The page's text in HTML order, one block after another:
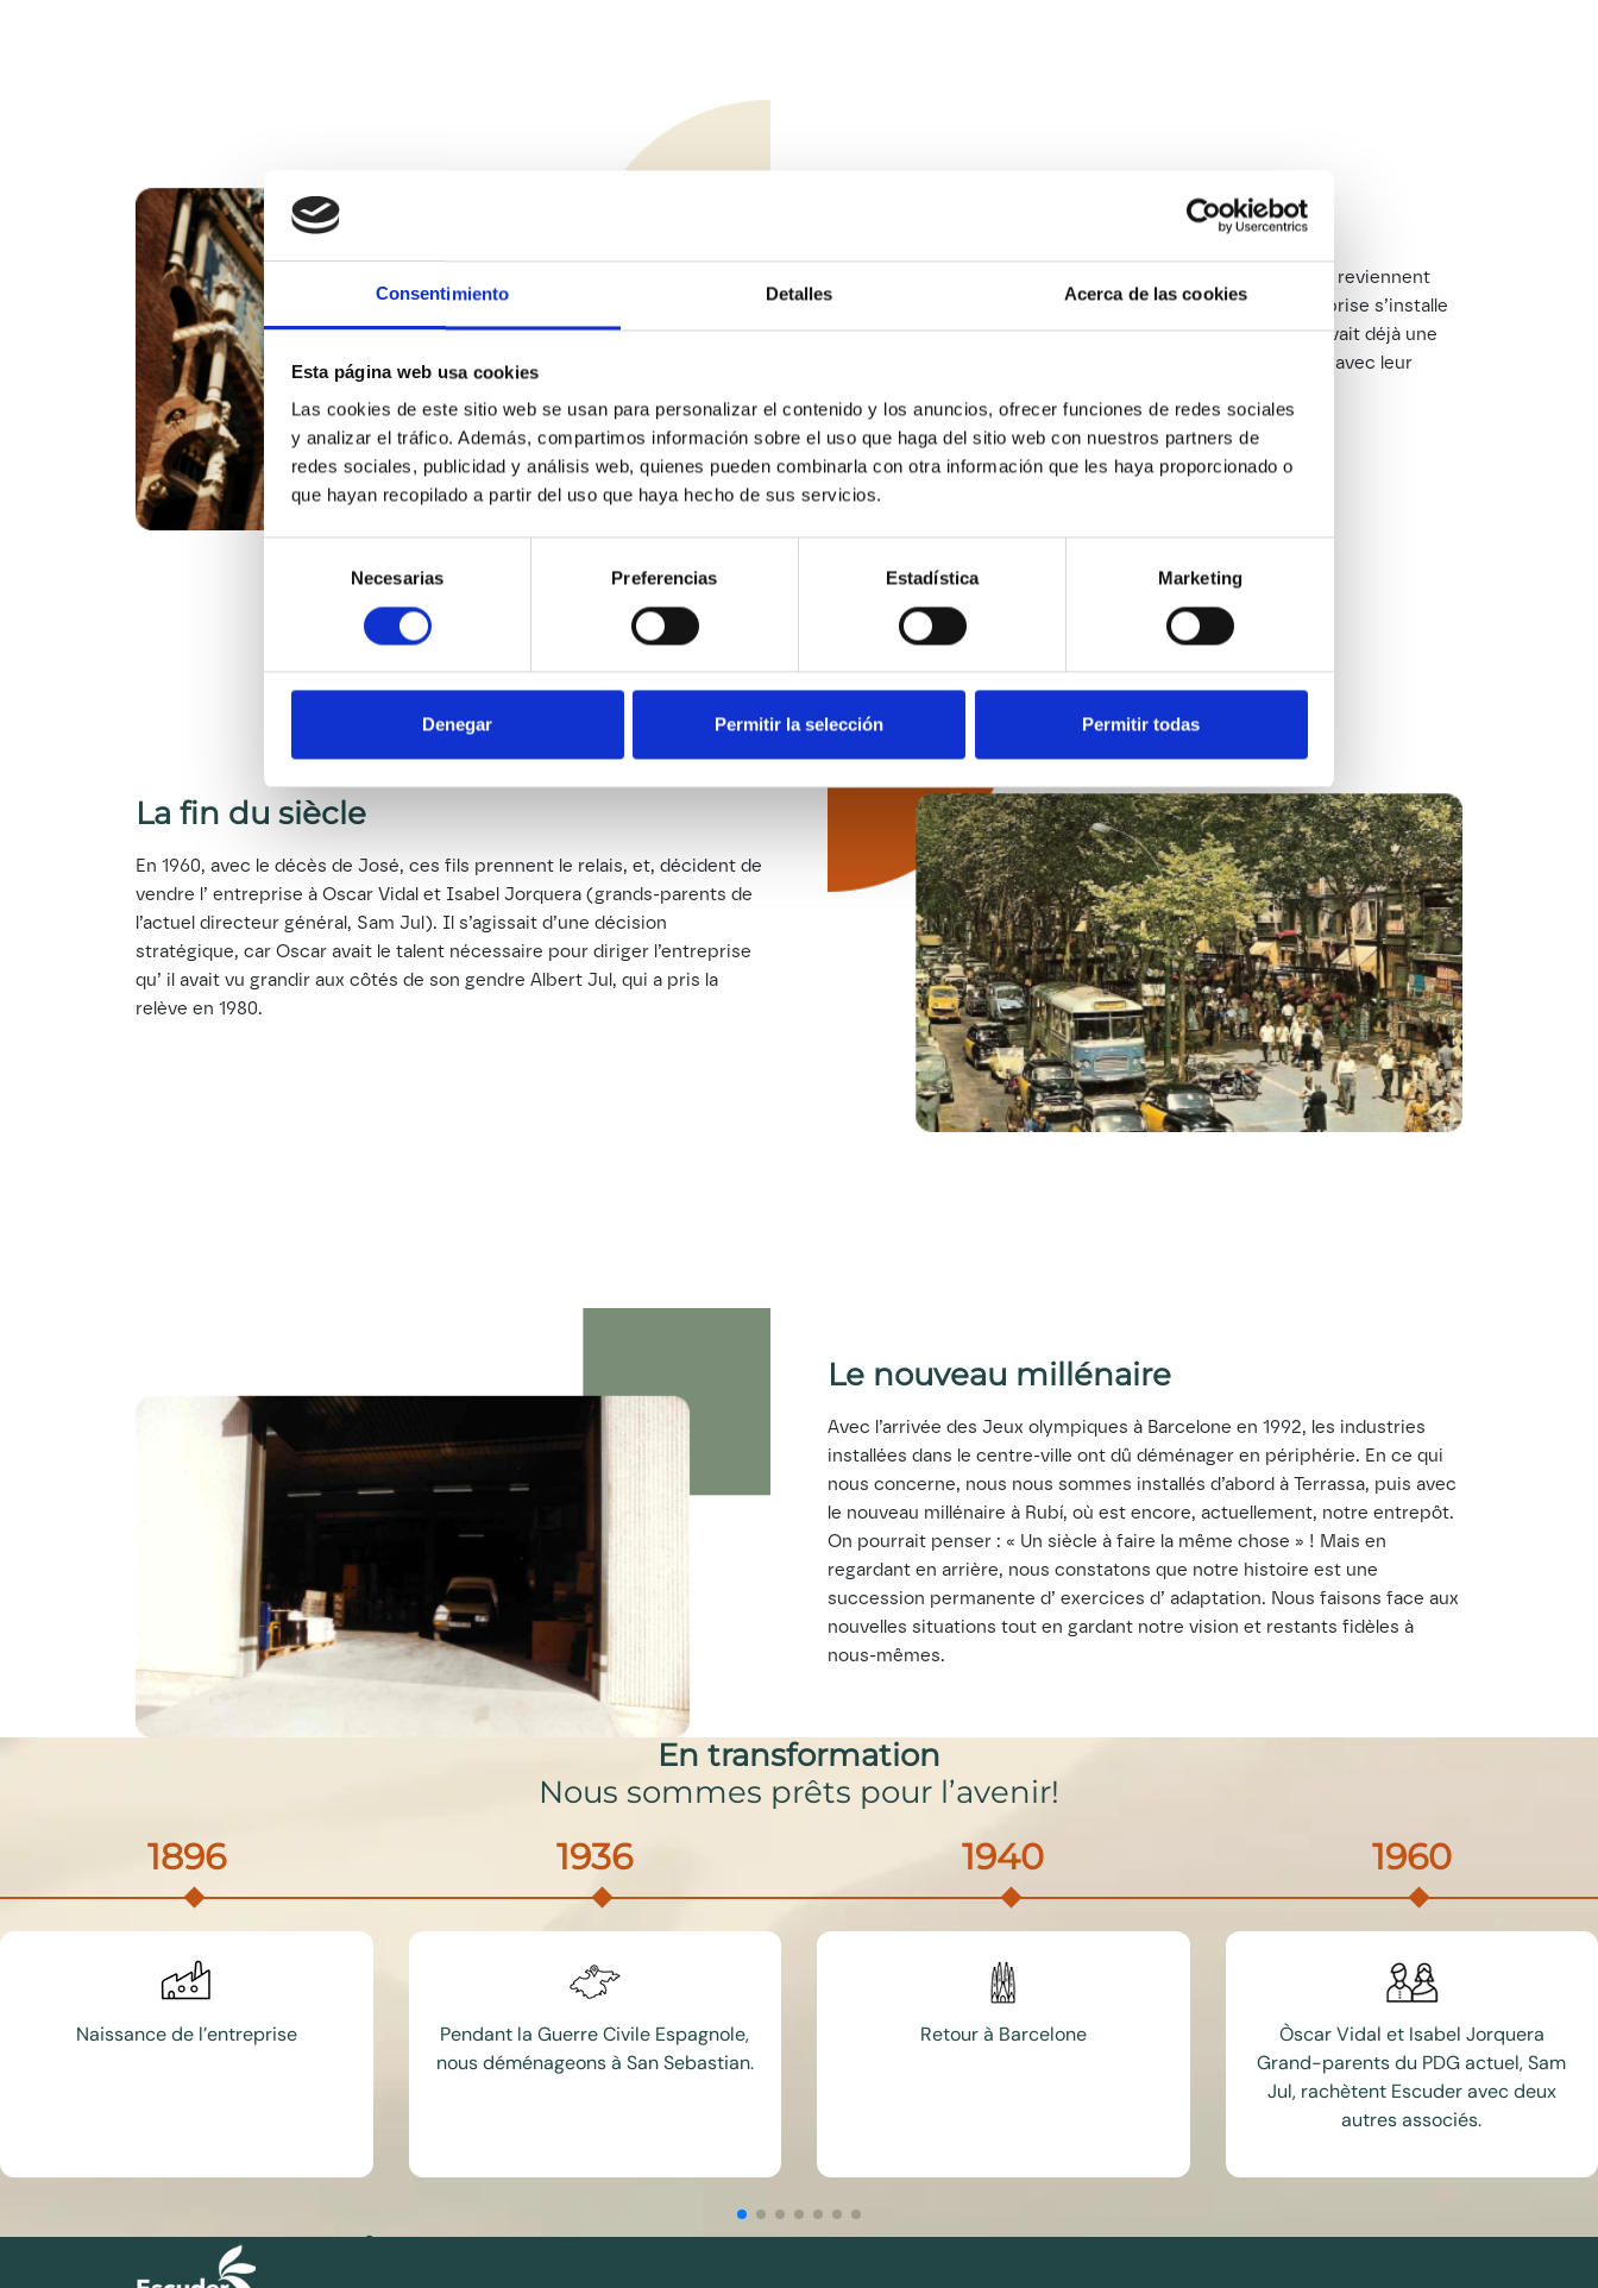
Consentimiento Detalles Acerca de las cookies
Esta página web usa cookies
Las cookies de este sitio web se usan para personalizar el contenido y los anuncios, ofrecer funciones de redes sociales
y analizar el tráfico. Además, compartimos información sobre el uso que haga del sitio web con nuestros partners de
redes sociales, publicidad y análisis web, quienes pueden combinarla con otra información que les haya proporcionado o
que hayan recopilado a partir del uso que haya hecho de sus servicios.
consentimiento
Necesarias Preferencias Estadística Marketing
Denegar Permitir la selección Permitir todas
En 1940, José et Óscar, qui étaient amoureux de Barcelone, reviennent
avec leurs familles, prêts à avancer. Cette année-là, l’entreprise s’installe
rue Provença 278. À l’époque, tout allait vite, et la société avait déjà une
réputation remarquable. Nos emballages en carton orange, avec leur
La fin du siècle
En 1960, avec le décès de José, ces fils prennent le relais, et, décident de
vendre l’ entreprise à Oscar Vidal et Isabel Jorquera (grands-parents de
l’actuel directeur général, Sam Jul). Il s’agissait d’une décision
stratégique, car Oscar avait le talent nécessaire pour diriger l’entreprise
qu’ il avait vu grandir aux côtés de son gendre Albert Jul, qui a pris la
relève en 1980.
Le nouveau millénaire
Avec l’arrivée des Jeux olympiques à Barcelone en 1992, les industries
installées dans le centre-ville ont dû déménager en périphérie. En ce qui
nous concerne, nous nous sommes installés d’abord à Terrassa, puis avec
le nouveau millénaire à Rubí, où est encore, actuellement, notre entrepôt.
On pourrait penser : « Un siècle à faire la même chose » ! Mais en
regardant en arrière, nous constatons que notre histoire est une
succession permanente d’ exercices d’ adaptation. Nous faisons face aux
nouvelles situations tout en gardant notre vision et restants fidèles à
nous-mêmes.
En transformation
Nous sommes prêts pour l’avenir!
1896
Naissance de l’entreprise
1936
Pendant la Guerre Civile Espagnole,
nous déménageons à San Sebastian.
1940
Retour à Barcelone
1960
Òscar Vidal et Isabel Jorquera
Grand-parents du PDG actuel, Sam
Jul, rachètent Escuder avec deux
autres associés.